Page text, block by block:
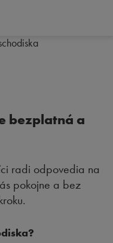
bezplatná a
radi odpovedia na
pokojne a bez